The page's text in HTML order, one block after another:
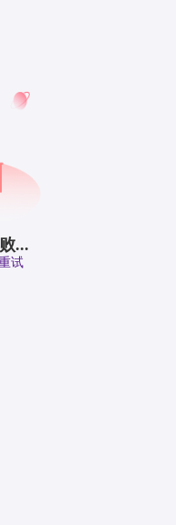
...
试